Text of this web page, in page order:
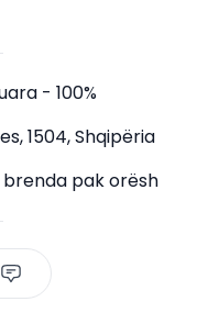
- 100%
1504, Shqipëria
pak orësh